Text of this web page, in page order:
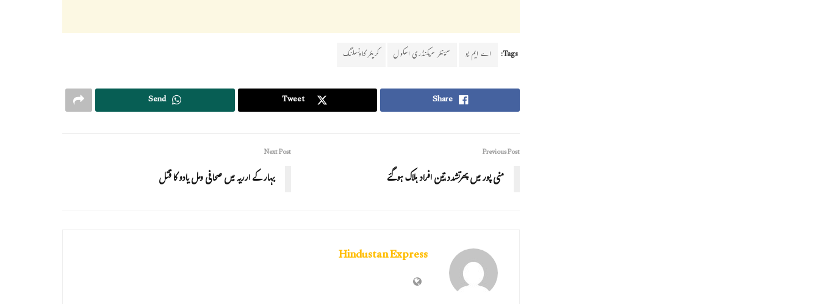
Tags: اے ایم یو سینئر سیکنڈری اسکول کریئر کاونسلنگ
Share
Tweet
Send
Previous Post
منی پور میں پھرتشدد،تین افراد ہلاک ہوگئے
Next Post
بہار کے ارریہ میں صحافی ومل یادو کا قتل
Hindustan Express